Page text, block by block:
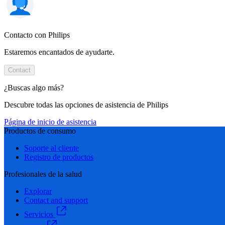
Contacto con Philips
Estaremos encantados de ayudarte.
Contact
¿Buscas algo más?
Descubre todas las opciones de asistencia de Philips
Página de inicio de asistencia
Productos de consumo
Soporte al cliente
Registro de productos
Profesionales de la salud
Explorar
Contact and support
Servicios